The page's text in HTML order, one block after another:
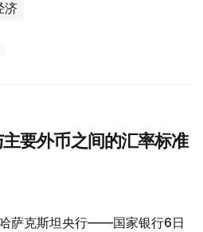
济
要外币之间的汇率标准
萨克斯坦央行——国家银行6日